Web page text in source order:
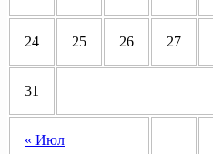
« Июл
24 25 26 27
31